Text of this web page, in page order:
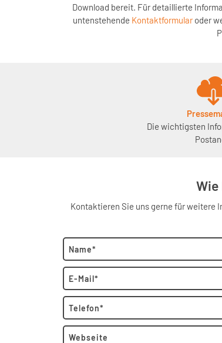
Download bereit. Für detaillierte
untenstehende Kontaktformularoder
Die wichtigsten
Kontaktieren Sie uns gerne für weitere